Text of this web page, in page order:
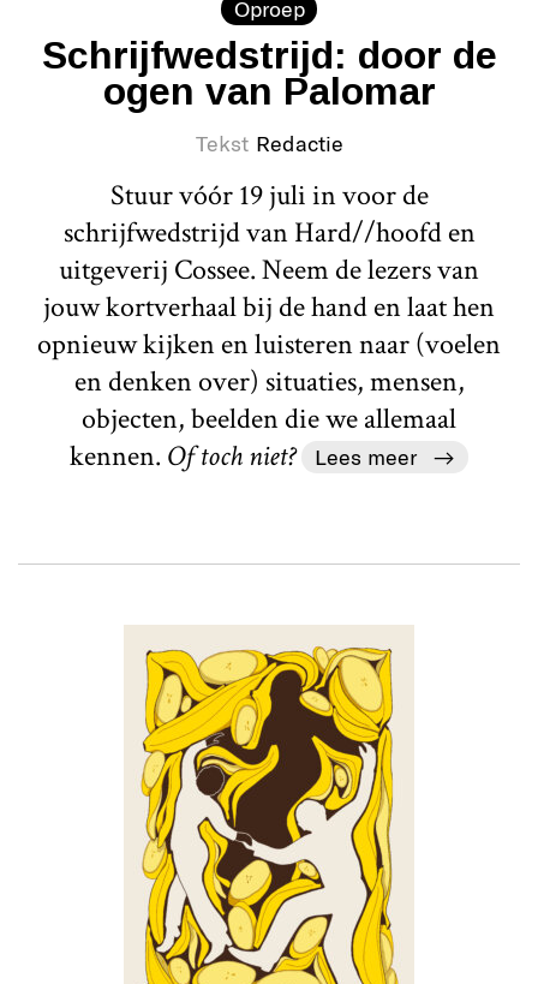
Oproep
Schrijfwedstrijd: door de
ogen van Palomar
Tekst Redactie
Stuur vóór 19 juli in voor de
schrijfwedstrijd van Hard//hoofd en
uitgeverij Cossee. Neem de lezers van
jouw kortverhaal bij de hand en laat hen
opnieuw kijken en luisteren naar (voelen
en denken over) situaties, mensen,
objecten, beelden die we allemaal
kennen. Of toch niet? Lees meer